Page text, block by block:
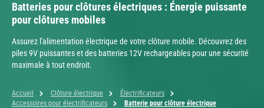
Batteries pour clôtures électriques : Énergie puissante
pour clôtures mobiles
Assurez l'alimentation électrique de votre clôture mobile. Découvrez des
piles 9V puissantes et des batteries 12V rechargeables pour une sécurité
maximale à tout endroit.
Accueil Clôture électrique
Électrificateurs
Accessoires pour électrificateurs
Batterie pour clôture électrique